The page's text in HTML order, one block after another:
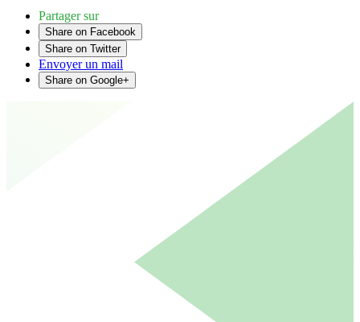
Partager sur
Share on Facebook
Share on Twitter
Envoyer un mail
Share on Google+